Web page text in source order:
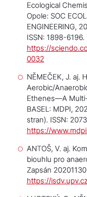
Ecological
Opole: SOC
ENGINEERING,
ISSN: 1898-6196.
https://
0032
NĚMEČEK, J. aj.
Aerobic/
Ethenes—A
BASEL: MDPI,
stran). ISSN:
https://
ANTOŠ, V. aj.
biouhlu pro
Zapsán
https://